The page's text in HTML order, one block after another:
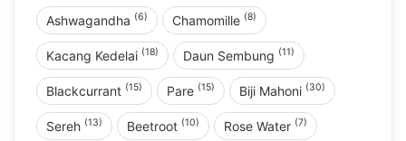
Ashwagandha (6) Chamomille (8)
Kacang Kedelai (18) Daun Sembung (11)
Blackcurrant (15) Pare (15) Biji Mahoni (30)
Sereh (13) Beetroot (10) Rose Water (7)